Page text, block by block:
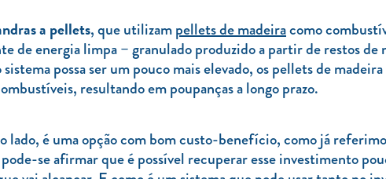
a pellets, que utilizampellets de madeiracomo
de energia limpa – granulado produzido a partir de restos de
possa ser um pouco mais elevado, os pellets de
resultando em poupanças a longo prazo.
lado, é uma opção com bom custo-benefício, como já
se afirmar que é possível recuperar esse investimento